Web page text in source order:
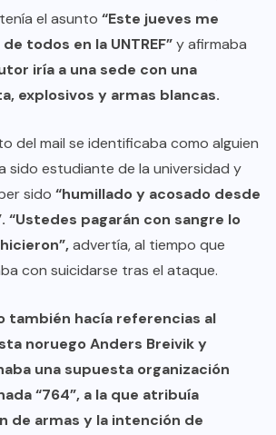
el asunto “Este jueves me
todos en la UNTREF”y afirmaba
iría a una sede con una
explosivos y armas blancas.
del mail se identificaba como alguien
sido estudiante de la universidad y
sido “humillado y acosado desde
“Ustedes pagarán con sangre lo
advertía, al tiempo que
con suicidarse tras el ataque.
también hacía referencias al
noruego Anders Breivik y
una supuesta organización
“764”, a la que atribuía
de armas y la intención de